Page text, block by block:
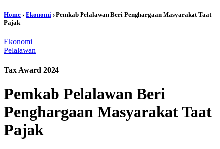
Home › Ekonomi › Pemkab Pelalawan Beri Penghargaan Masyarakat Taat
Pajak
Ekonomi
Pelalawan
Tax Award 2024
Pemkab Pelalawan Beri
Penghargaan Masyarakat Taat
Pajak